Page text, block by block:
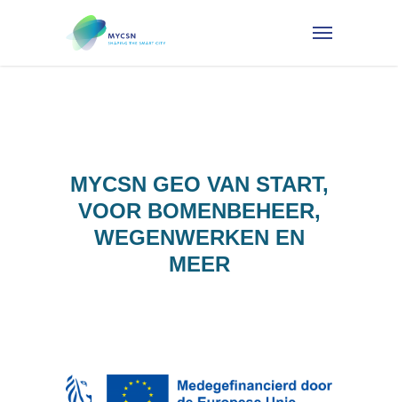
MYCSN GEO VAN START,
VOOR BOMENBEHEER,
WEGENWERKEN EN
MEER